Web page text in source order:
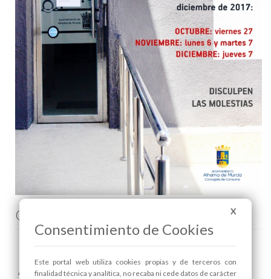
Comenta esta noticia en Facebook
Areas relacionadas:
X
Consentimiento de Cookies
Este portal web utiliza cookies propias y de terceros con
finalidad técnica y analítica, no recaba ni cede datos de carácter